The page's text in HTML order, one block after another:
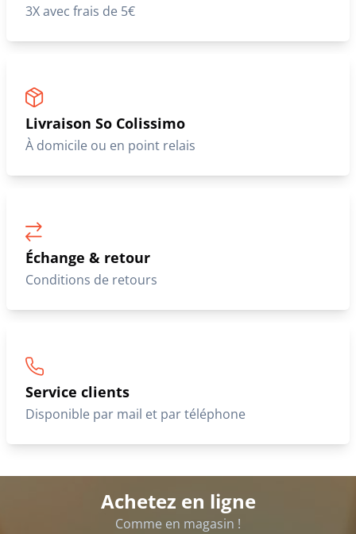
3X avec frais de 5€
Livraison So Colissimo
À domicile ou en point relais
Échange & retour
Conditions de retours
Service clients
Disponible par mail et par téléphone
Achetez en ligne
Comme en magasin !